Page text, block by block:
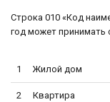
Строка 010 «Код
год может принимать
1 Жилой дом
2 Квартира